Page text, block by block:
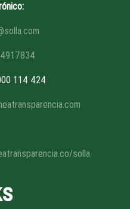
114 424
solla